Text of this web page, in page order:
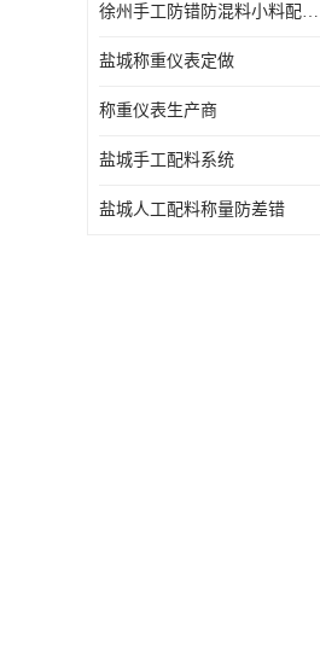
徐州手工防错防混料小料配方秤
盐城称重仪表定做
称重仪表生产商
盐城手工配料系统
盐城人工配料称量防差错